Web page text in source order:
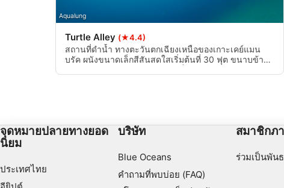
Aqualung
Turtle Alley (★4.4)
สถานที่ดำน้ำ ทางตะวันตกเฉียงเหนือของเกาะเคย์แมน
บรัค ผนังขนาดเล็กสีสันสดใสเริ่มต้นที่ 30 ฟุต ขนาบข้าง
จุดหมายปลายทางยอด
นิยม
ประเทศไทย
บริษัท
Blue Oceans
คำถามที่พบบ่อย (FAQ)
สมาชิกภ
ร่วมเป็นพัน
วัตถุประสงค์ในการประมวลผลที่ไม่ใช่ของ IAB:
การโฆษณา